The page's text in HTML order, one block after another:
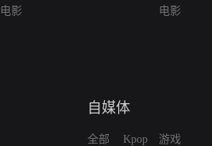
电影
电影
自媒体
全部
Kpop
游戏